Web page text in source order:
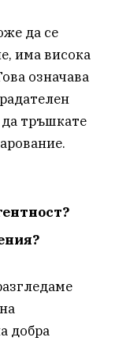
да се
има висока
означава
тръшкате
добра